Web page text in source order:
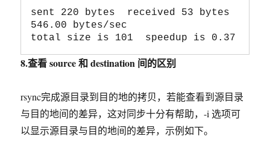
sent 220 bytes  received 53 bytes
546.00 bytes/sec
8.查看 source 和 destination 间的区别
rsync完成源目录到目的地的拷贝，若能查看到源目录
与目的地间的差异，这对同步十分有帮助，-i 选项可
以显示源目录与目的地间的差异，示例如下。